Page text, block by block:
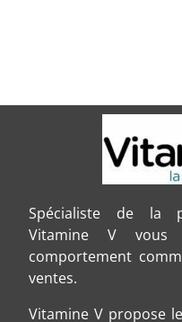
Spécialiste de la
Vitamine V
comportement
ventes.
Vitamine V propose